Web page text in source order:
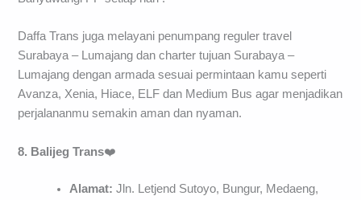
Daffa Trans juga melayani penumpang reguler travel
Surabaya – Lumajang dan charter tujuan Surabaya –
Lumajang dengan armada sesuai permintaan kamu seperti
Avanza, Xenia, Hiace, ELF dan Medium Bus agar menjadikan
perjalananmu semakin aman dan nyaman.
8. Balijeg Trans❤️
Alamat:Jln. Letjend Sutoyo, Bungur, Medaeng,